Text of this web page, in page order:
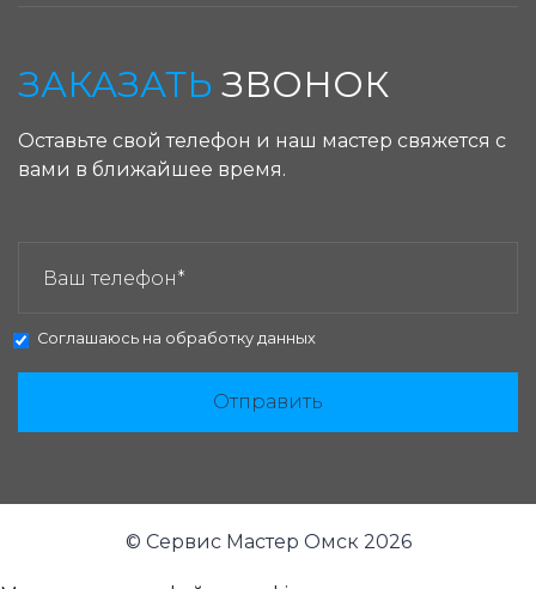
ЗАКАЗАТЬ ЗВОНОК
Оставьте свой телефон и наш мастер свяжется с
вами в ближайшее время.
Соглашаюсь на обработку данных
Отправить
© Сервис Мастер Омск 2026